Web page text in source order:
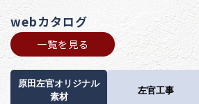
webカタログ
一覧を見る
原田左官オリジナル
素材
左官工事